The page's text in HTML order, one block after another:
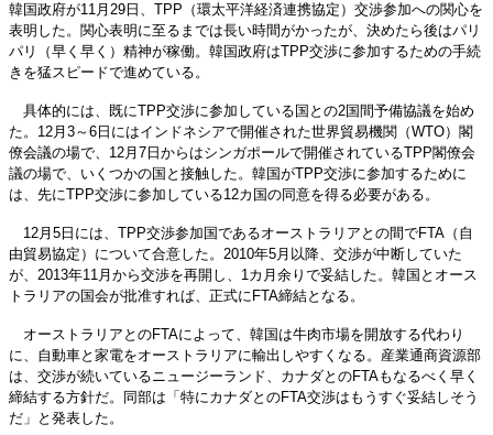
韓国政府が11月29日、TPP（環太平洋経済連携協定）交渉参加への関心を
表明した。関心表明に至るまでは長い時間がかったが、決めたら後はパリ
パリ（早く早く）精神が稼働。韓国政府はTPP交渉に参加するための手続
きを猛スピードで進めている。
具体的には、既にTPP交渉に参加している国との2国間予備協議を始め
た。12月3～6日にはインドネシアで開催された世界貿易機関（WTO）閣
僚会議の場で、12月7日からはシンガポールで開催されているTPP閣僚会
議の場で、いくつかの国と接触した。韓国がTPP交渉に参加するために
は、先にTPP交渉に参加している12カ国の同意を得る必要がある。
12月5日には、TPP交渉参加国であるオーストラリアとの間でFTA（自
由貿易協定）について合意した。2010年5月以降、交渉が中断していた
が、2013年11月から交渉を再開し、1カ月余りで妥結した。韓国とオース
トラリアの国会が批准すれば、正式にFTA締結となる。
オーストラリアとのFTAによって、韓国は牛肉市場を開放する代わり
に、自動車と家電をオーストラリアに輸出しやすくなる。産業通商資源部
は、交渉が続いているニュージーランド、カナダとのFTAもなるべく早く
締結する方針だ。同部は「特にカナダとのFTA交渉はもうすぐ妥結しそう
だ」と発表した。